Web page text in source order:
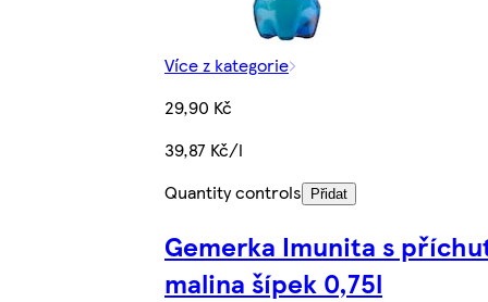
Více z kategorie
29,90 Kč
39,87 Kč/l
Quantity controls
Přidat
Gemerka Imunita s
malina šípek 0,75l